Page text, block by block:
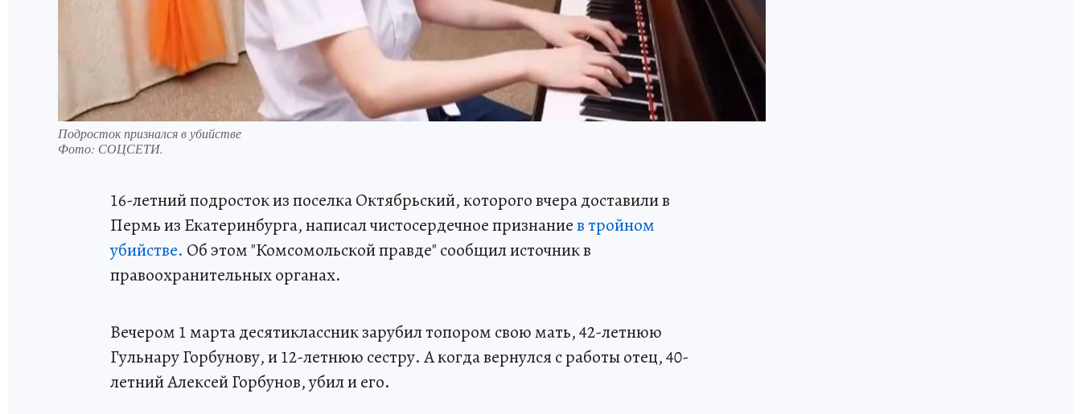
Подросток признался в убийстве
Фото: СОЦСЕТИ.
16-летний подросток из поселка Октябрьский, которого вчера доставили в
Пермь из Екатеринбурга, написал чистосердечное признаниев тройном
убийстве. Об этом "Комсомольской правде" сообщил источник в
правоохранительных органах.
Вечером 1 марта десятиклассник зарубил топором свою мать, 42-летнюю
Гульнару Горбунову, и 12-летнюю сестру. А когда вернулся с работы отец, 40-
летний Алексей Горбунов, убил и его.